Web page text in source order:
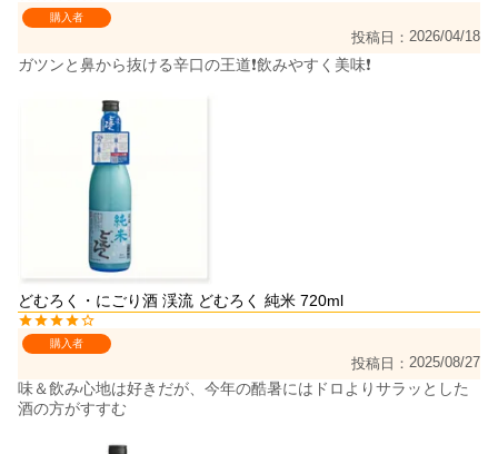
購入者
投稿日 2026/04/18
ガツンと鼻から抜ける辛口の王道❗飲みやすく美味❗
どむろく・にごり酒 渓流 どむろく 純米 720ml
購入者
投稿日 2025/08/27
味＆飲み心地は好きだが、今年の酷暑にはドロよりサラッとした
酒の方がすすむ